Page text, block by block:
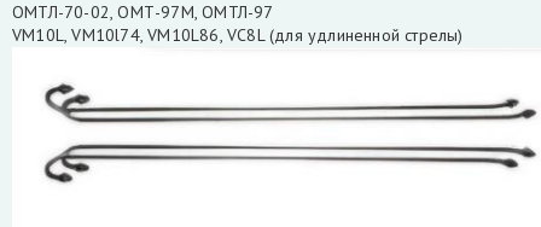
ОМТЛ-70-02, ОМТ-97М, ОМТЛ-97
VM10L, VM10l74, VM10L86, VC8L (для удлиненной стрелы)